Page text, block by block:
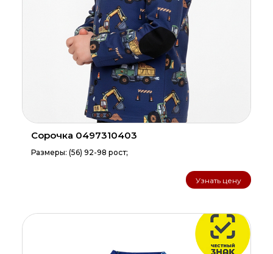
Сорочка 0497310403
Размеры: (56) 92-98 рост;
Узнать цену